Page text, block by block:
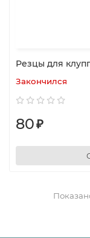
Резцы для
Закончился
80₽